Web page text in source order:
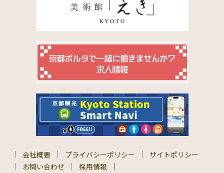
会社概要 プライバシーポリシー
サイトポリシー
お問い合わせ
採用情報